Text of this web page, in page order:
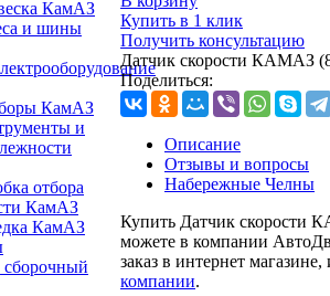
КамАЗ
и шины
КамАЗ
и
отбора
КамАЗ
КамАЗ
Купить в 1 клик
Получить консультацию
Датчик скорости КАМАЗ
Поделиться:
Описание
Отзывы и вопросы
Набережные Челны
Купить Датчик скорости
можете в компании
заказ в интернет
компании.